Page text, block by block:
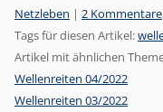
Kategorien:
Netzleben | 2 Kommentare
Tags für diesen Artikel:
Artikel mit ähnlichen
Wellenreiten 04/2022
Wellenreiten 03/2022